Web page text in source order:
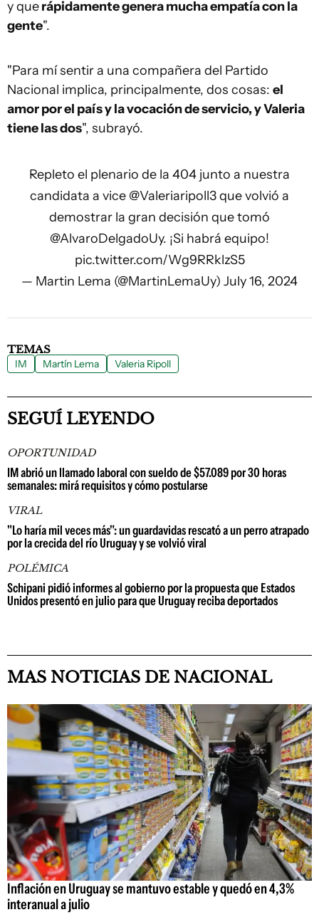
y querápidamente genera mucha empatía con la
gente".
"Para mí sentir a una compañera del Partido
Nacional implica, principalmente, dos cosas: el
amor por el país y la vocación de servicio, y Valeria
tiene las dos", subrayó.
Repleto el plenario de la 404 junto a nuestra
candidata a vice @Valeriaripoll3que volvió a
demostrar la gran decisión que tomó
@AlvaroDelgadoUy. ¡Si habrá equipo!
pic.twitter.com/Wg9RRklzS5
— Martin Lema (@MartinLemaUy) July 16, 2024
TEMAS
IM Martín Lema Valeria Ripoll
SEGUÍ LEYENDO
OPORTUNIDAD
IM abrió un llamado laboral con sueldo de $57.089 por 30 horas
semanales: mirá requisitos y cómo postularse
VIRAL
"Lo haría mil veces más": un guardavidas rescató a un perro atrapado
por la crecida del río Uruguay y se volvió viral
POLÉMICA
Schipani pidió informes al gobierno por la propuesta que Estados
Unidos presentó en julio para que Uruguay reciba deportados
MAS NOTICIAS DE NACIONAL
Inflación en Uruguay se mantuvo estable y quedó en 4,3%
interanual a julio